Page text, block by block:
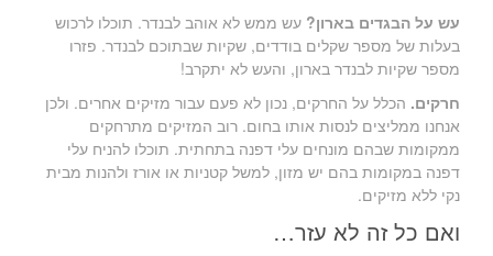
עש על הבגדים בארון? עש ממש לא אוהב לבנדר. תוכלו לרכוש
בעלות של מספר שקלים בודדים, שקיות שבתוכם לבנדר. פזרו
מספר שקיות לבנדר בארון, והעש לא יתקרב!
חרקים. הכלל על החרקים, נכון לא פעם עבור מזיקים אחרים. ולכן
אנחנו ממליצים לנסות אותו בחום. רוב המזיקים מתרחקים
ממקומות שבהם מונחים עלי דפנה בתחתית. תוכלו להניח עלי
דפנה במקומות בהם יש מזון, למשל קטניות או אורז ולהנות מבית
נקי ללא מזיקים.
ואם כל זה לא עזר…